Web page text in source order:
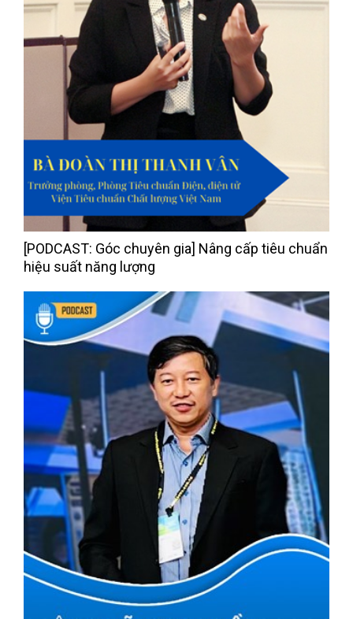
[PODCAST: Góc chuyên gia] Nâng cấp tiêu chuẩn
hiệu suất năng lượng